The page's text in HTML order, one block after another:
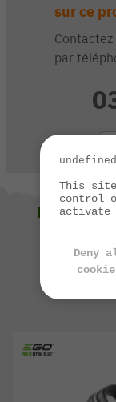
sur ce
par
NOUS
undefined
This site
control
activate
Deny